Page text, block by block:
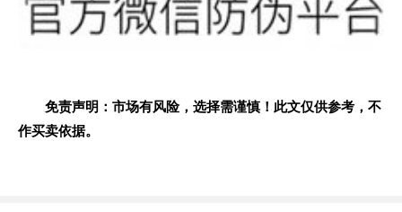
免责声明：市场有风险，选择需谨慎！此文仅供参考，不
作买卖依据。